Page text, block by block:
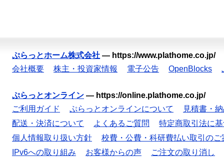
ぷらっとホーム株式会社 — https://www.plathome.co.jp/
会社概要
株主・投資家情報 電子公告 OpenBlocks
ぷらっとオンライン — https://online.plathome.co.jp/
ご利用ガイド
ぷらっとオンラインについて
見積書・
配送・決済について
よくあるご質問
特定商取引法に
個人情報取り扱い方針
校費・公費・科研費払い取引のご
IPv6への取り組み
お客様からの声 ご注文の取り消し